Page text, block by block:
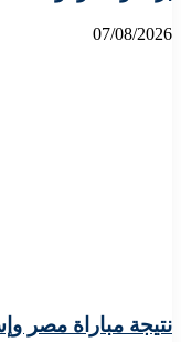
07/08/2026
نتيجة مباراة مصر